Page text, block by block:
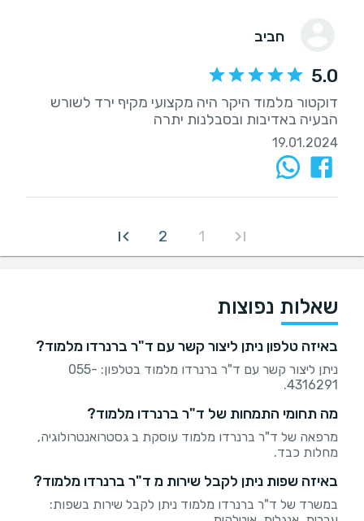
חביב
5.0
דוקטור מלמוד היקר היה מקצועי מקיף ירד לשורש
הבעיה באדיבות ובסבלנות יתרה
19.01.2024
1
2
שאלות נפוצות
באיזה טלפון ניתן ליצור קשר עם ד"ר ברנרדו מלמוד?
ניתן ליצור קשר עם ד"ר ברנרדו מלמוד בטלפון: 055-
4316291.
מה תחומי התמחות של ד"ר ברנרדו מלמוד?
מרפאה של ד"ר ברנרדו מלמוד עוסקת ב גסטרואנטרולוגיה,
מחלות כבד.
באיזה שפות ניתן לקבל שירות מ ד"ר ברנרדו מלמוד?
במשרד של ד"ר ברנרדו מלמוד ניתן לקבל שירות בשפות: